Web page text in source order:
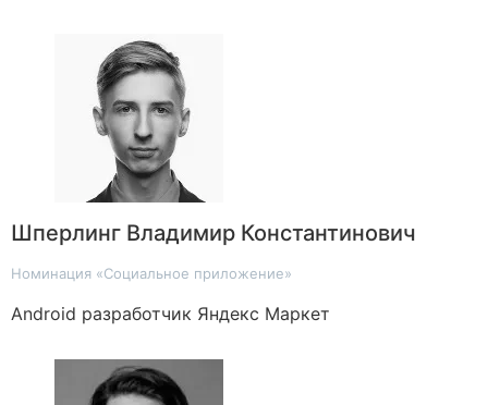
Шперлинг Владимир Константинович
Номинация «Социальное приложение»
Android разработчик Яндекс Маркет